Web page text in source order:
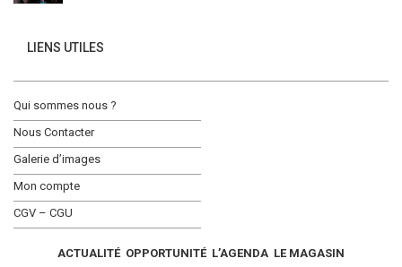
LIENS UTILES
Qui sommes nous ?
Nous Contacter
Galerie d’images
Mon compte
CGV – CGU
ACTUALITÉ OPPORTUNITÉ L’AGENDA LE MAGASIN